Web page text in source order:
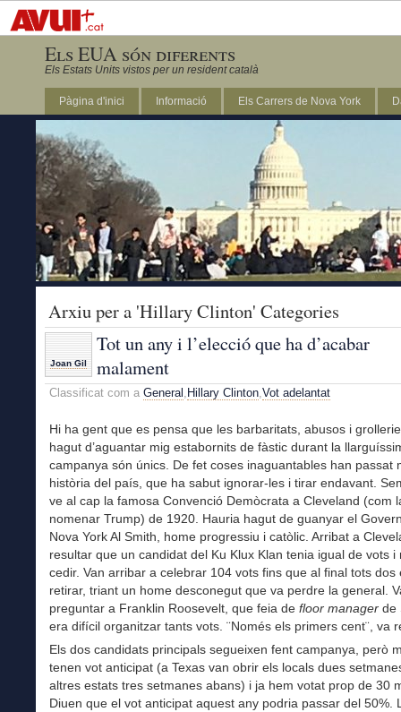
Els EUA són diferents
Els Estats Units vistos per un resident català
Pàgina d'inici Informació Els Carrers de Nova York
Arxiu per a 'Hillary Clinton' Categories
Joan Gil
Tot un any i l’elecció que ha d’acabar
malament
Classificat com a General , Hillary Clinton,Vot adelantat
Hi ha gent que es pensa que les barbaritats, abusos i
hagut d’aguantar mig estabornits de fàstic durant la
campanya són únics. De fet coses inaguantables han passat
història del país, que ha sabut ignorar-les i tirar endavant.
ve al cap la famosa Convenció Demòcrata a Cleveland (com
nomenar Trump) de 1920. Hauria hagut de guanyar el
Nova York Al Smith, home progressiu i catòlic. Arribat a
resultar que un candidat del Ku Klux Klan tenia igual de vots i
cedir. Van arribar a celebrar 104 vots fins que al final tots dos
retirar, triant un home desconegut que va perdre la general.
preguntar a Franklin Roosevelt, que feia de floor manager de
era difícil organitzar tants vots. ¨Només els primers cent¨, va
Els dos candidats principals segueixen fent campanya, però
tenen vot anticipat (a Texas van obrir els locals dues
altres estats tres setmanes abans) i ja hem votat prop de 30
Diuen que el vot anticipat aquest any podria passar del 50%.